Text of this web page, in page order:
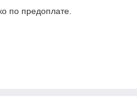
по предоплате.